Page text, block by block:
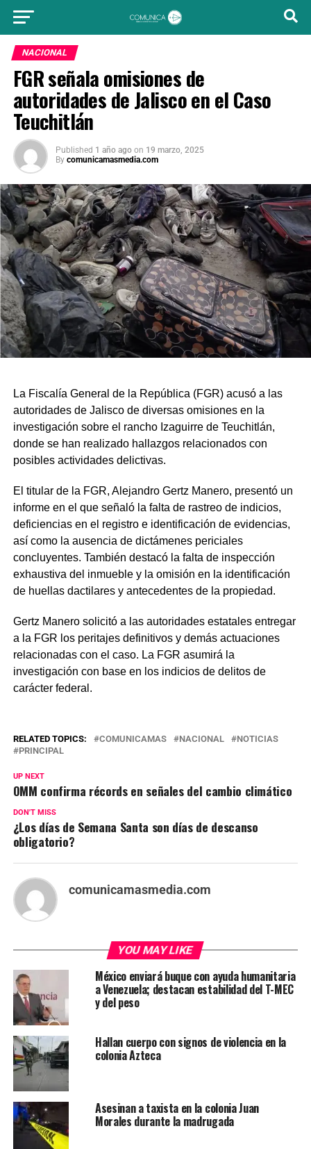
NACIONAL
FGR señala omisiones de
autoridades de Jalisco en el Caso
Teuchitlán
Published 1 año ago on 19 marzo, 2025
By comunicamasmedia.com
La Fiscalía General de la República (FGR) acusó a las
autoridades de Jalisco de diversas omisiones en la
investigación sobre el rancho Izaguirre de Teuchitlán,
donde se han realizado hallazgos relacionados con
posibles actividades delictivas.
El titular de la FGR, Alejandro Gertz Manero, presentó un
informe en el que señaló la falta de rastreo de indicios,
deficiencias en el registro e identificación de evidencias,
así como la ausencia de dictámenes periciales
concluyentes. También destacó la falta de inspección
exhaustiva del inmueble y la omisión en la identificación
de huellas dactilares y antecedentes de la propiedad.
Gertz Manero solicitó a las autoridades estatales entregar
a la FGR los peritajes definitivos y demás actuaciones
relacionadas con el caso. La FGR asumirá la
investigación con base en los indicios de delitos de
carácter federal.
RELATED TOPICS: COMUNICAMAS NACIONAL
NOTICIAS
PRINCIPAL
UP NEXT
OMM confirma récords en señales del cambio climático
DON'T MISS
¿Los días de Semana Santa son días de descanso
obligatorio?
comunicamasmedia.com
YOU MAY LIKE
México enviará buque con ayuda humanitaria
a Venezuela; destacan estabilidad del T-MEC
y del peso
Hallan cuerpo con signos de violencia en la
colonia Azteca
Asesinan a taxista en la colonia Juan
Morales durante la madrugada